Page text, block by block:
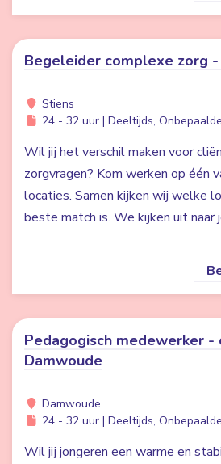
Begeleider complexe zorg
Stiens
24 - 32 uur | Deeltijds,
Wil jij het verschil maken voor
zorgvragen? Kom werken op één
locaties. Samen kijken wij welke
beste match is. We kijken uit naar
Pedagogisch medewerker
Damwoude
Damwoude
24 - 32 uur | Deeltijds,
Wil jij jongeren een warme en